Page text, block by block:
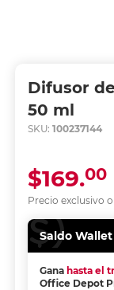
Difusor
50 ml
SKU: 100237144
Precio exclusivo
$169.00
Saldo Wallet
Gana hasta el
Office Depot